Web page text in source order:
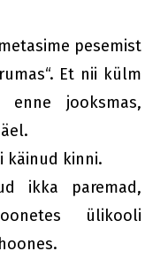
pesemist
Et nii külm
jooksmas,
käinud kinni.
ikka paremad,
ülikooli